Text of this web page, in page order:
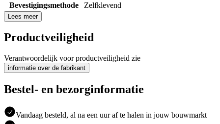
Bevestigingsmethode
Zelfklevend
Lees meer
Productveiligheid
Verantwoordelijk voor productveiligheid zie
informatie over de fabrikant
Bestel- en bezorginformatie
Vandaag besteld, al na een uur af te halen in jouw bouwmarkt